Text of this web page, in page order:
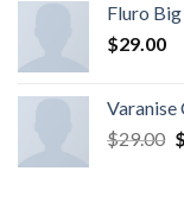
Fluro
$29.00
$29.00 $